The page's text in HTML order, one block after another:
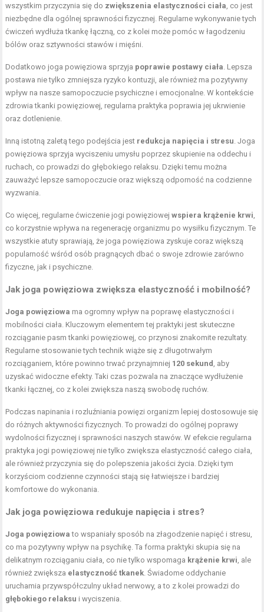
wszystkim przyczynia się do zwiększenia elastyczności ciała , co jest
niezbędne dla ogólnej sprawności fizycznej. Regularne wykonywanie tych
ćwiczeń wydłuża tkankę łączną, co z kolei może pomóc w łagodzeniu
bólów oraz sztywności stawów i mięśni.
Dodatkowo joga powięziowa sprzyja poprawie postawy ciała . Lepsza
postawa nie tylko zmniejsza ryzyko kontuzji, ale również ma pozytywny
wpływ na nasze samopoczucie psychiczne i emocjonalne. W kontekście
zdrowia tkanki powięziowej, regularna praktyka poprawia jej ukrwienie
oraz dotlenienie.
Inną istotną zaletą tego podejścia jest redukcja napięcia i stresu . Joga
powięziowa sprzyja wyciszeniu umysłu poprzez skupienie na oddechu i
ruchach, co prowadzi do głębokiego relaksu. Dzięki temu można
zauważyć lepsze samopoczucie oraz większą odporność na codzienne
wyzwania.
Co więcej, regularne ćwiczenie jogi powięziowejwspiera krążenie krwi
co korzystnie wpływa na regenerację organizmu po wysiłku fizycznym. Te
wszystkie atuty sprawiają, że joga powięziowa zyskuje coraz większą
popularność wśród osób pragnących dbać o swoje zdrowie zarówno
fizyczne, jak i psychiczne.
Jak joga powięziowa zwiększa elastyczność i mobilność?
Joga powięziowa ma ogromny wpływ na poprawę elastyczności i
mobilności ciała. Kluczowym elementem tej praktyki jest skuteczne
rozciąganie pasm tkanki powięziowej, co przynosi znakomite rezultaty.
Regularne stosowanie tych technik wiąże się z długotrwałym
rozciąganiem, które powinno trwać przynajmniej 120 sekund
, aby
uzyskać widoczne efekty. Taki czas pozwala na znaczące wydłużenie
tkanki łącznej, co z kolei zwiększa naszą swobodę ruchów.
Podczas napinania i rozluźniania powięzi organizm lepiej dostosowuje się
do różnych aktywności fizycznych. To prowadzi do ogólnej poprawy
wydolności fizycznej i sprawności naszych stawów. W efekcie regularna
praktyka jogi powięziowej nie tylko zwiększa elastyczność całego ciała,
ale również przyczynia się do polepszenia jakości życia. Dzięki tym
korzyściom codzienne czynności stają się łatwiejsze i bardziej
komfortowe do wykonania.
Jak joga powięziowa redukuje napięcia i stres?
Joga powięziowa to wspaniały sposób na złagodzenie napięć i stresu,
co ma pozytywny wpływ na psychikę. Ta forma praktyki skupia się na
delikatnym rozciąganiu ciała, co nie tylko wspomaga krążenie krwi , ale
również zwiększa elastyczność tkanek . Świadome oddychanie
uruchamia przywspółczulny układ nerwowy, a to z kolei prowadzi do
głębokiego relaksu i wyciszenia.